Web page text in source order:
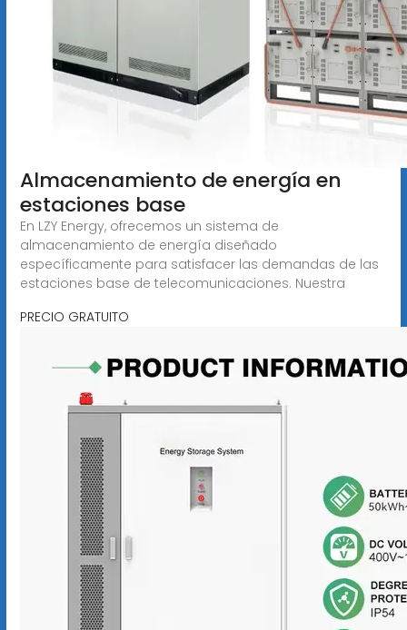
Almacenamiento de energía en
estaciones base
En LZY Energy, ofrecemos un sistema de
almacenamiento de energía diseñado
específicamente para satisfacer las demandas de las
estaciones base de telecomunicaciones. Nuestra
PRECIO GRATUITO